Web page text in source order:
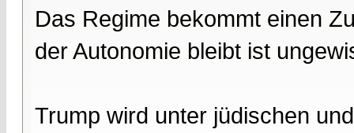
Das Regime bekommt einen
der Autonomie bleibt ist
Trump wird unter jüdischen